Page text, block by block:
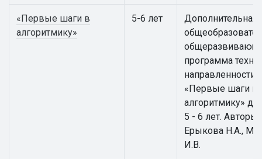
«Первые шаги в
алгоритмику»
5-6 лет
Дополнительная
программа
направленности
«Первые шаги в
алгоритмику»
5 - 6 лет. Авторы:
Ерыкова Н.А.,
И.В.